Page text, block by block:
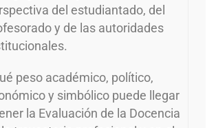
del estudiantado, del
y de las autoridades
peso académico, político,
y simbólico puede llegar
la Evaluación de la Docencia